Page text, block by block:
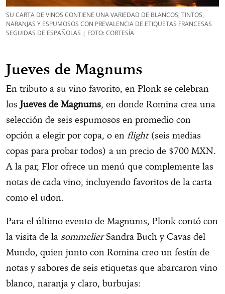
SU CARTA DE VINOS CONTIENE UNA VARIEDAD DE BLANCOS, TINTOS,
NARANJAS Y ESPUMOSOS CON PREVALENCIA DE ETIQUETAS FRANCESAS
SEGUIDAS DE ESPAÑOLAS | FOTO: CORTESÍA
Jueves de Magnums
En tributo a su vino favorito, en Plonk se celebran
los Jueves de Magnums, en donde Romina crea una
selección de seis espumosos en promedio con
opción a elegir por copa, o en flight(seis medias
copas para probar todos) a un precio de $700 MXN.
A la par, Flor ofrece un menú que complemente las
notas de cada vino, incluyendo favoritos de la carta
como el udon.
Para el último evento de Magnums, Plonk contó con
la visita de la sommelierSandra Buch y Cavas del
Mundo, quien junto con Romina creo un festín de
notas y sabores de seis etiquetas que abarcaron vino
blanco, naranja y claro, burbujas: